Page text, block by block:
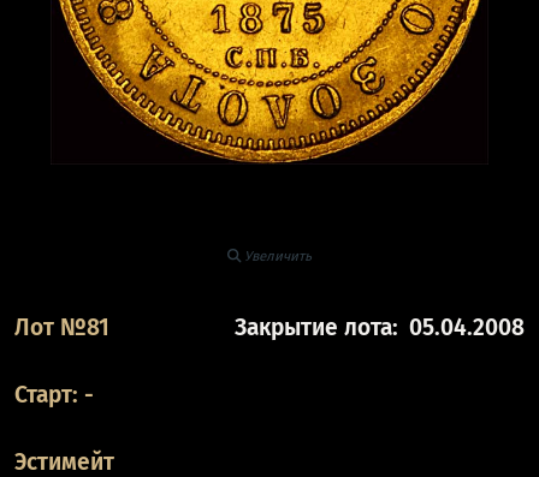
Увеличить
Лот №81 Закрытие лота: 05.04.2008
Старт: -
Эстимейт